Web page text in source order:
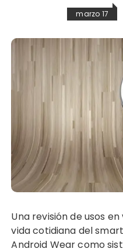
marzo 17
Una revisión de usos en viaje y en situaciones de
vida cotidiana del
Android Wear como